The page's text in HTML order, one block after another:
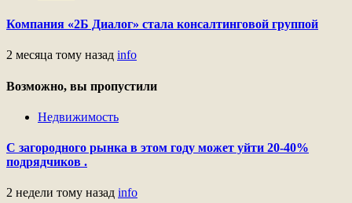
Компания «2Б Диалог» стала консалтинговой группой
2 месяца тому назад info
Возможно, вы пропустили
Недвижимость
С загородного рынка в этом году может уйти 20-40%
подрядчиков .
2 недели тому назад info